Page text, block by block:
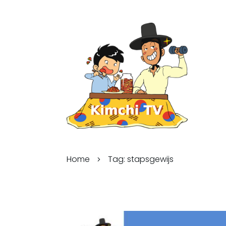
Home Tag: stapsgewijs